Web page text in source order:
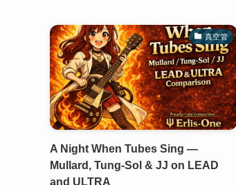
真空管
A Night When Tubes Sing —
Mullard, Tung-Sol & JJ on LEAD
and ULTRA